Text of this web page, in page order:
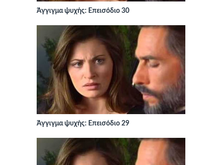
Άγγιγμα ψυχής: Επεισόδιο 30
Άγγιγμα ψυχής: Επεισόδιο 29